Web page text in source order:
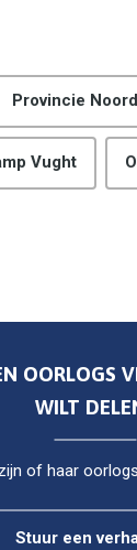
Provincie
Vught
OORLOGS
WILT
of haar
Stuur een